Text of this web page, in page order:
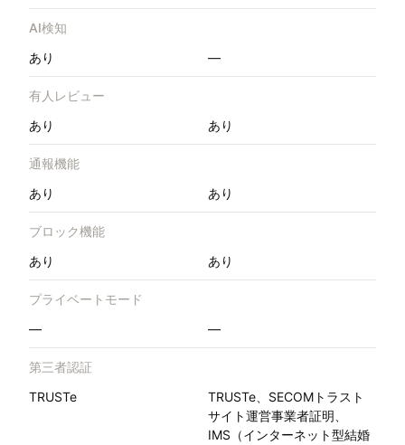
AI検知
あり
—
有人レビュー
あり
あり
通報機能
あり
あり
ブロック機能
あり
あり
プライベートモード
—
—
第三者認証
TRUSTe
TRUSTe、SECOMトラスト
サイト運営事業者証明、
IMS（インターネット型結婚